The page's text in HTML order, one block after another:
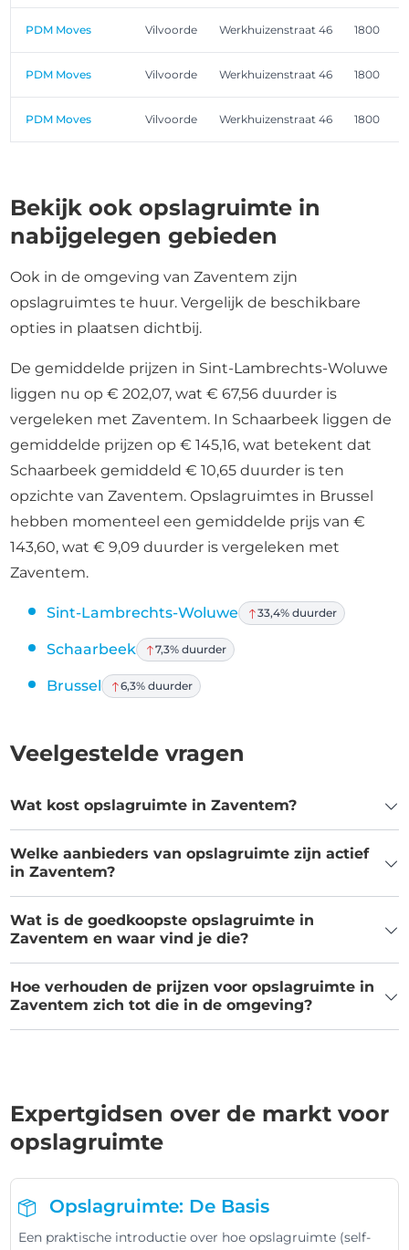
PDM Moves Vilvoorde Werkhuizenstraat 46 1800
PDM Moves Vilvoorde Werkhuizenstraat 46 1800
PDM Moves Vilvoorde Werkhuizenstraat 46 1800
Bekijk ook opslagruimte in
nabijgelegen gebieden
Ook in de omgeving van Zaventem zijn
opslagruimtes te huur. Vergelijk de beschikbare
opties in plaatsen dichtbij.
De gemiddelde prijzen in Sint-Lambrechts-Woluwe
liggen nu op € 202,07, wat € 67,56 duurder is
vergeleken met Zaventem. In Schaarbeek liggen de
gemiddelde prijzen op € 145,16, wat betekent dat
Schaarbeek gemiddeld € 10,65 duurder is ten
opzichte van Zaventem. Opslagruimtes in Brussel
hebben momenteel een gemiddelde prijs van €
143,60, wat € 9,09 duurder is vergeleken met
Zaventem.
Sint-Lambrechts-Woluwe 33,4% duurder
Schaarbeek 7,3% duurder
Brussel 6,3% duurder
Veelgestelde vragen
Wat kost opslagruimte in Zaventem?
Welke aanbieders van opslagruimte zijn actief
in Zaventem?
Wat is de goedkoopste opslagruimte in
Zaventem en waar vind je die?
Hoe verhouden de prijzen voor opslagruimte in
Zaventem zich tot die in de omgeving?
Expertgidsen over de markt voor
opslagruimte
Opslagruimte: De Basis
Een praktische introductie over hoe opslagruimte (self-